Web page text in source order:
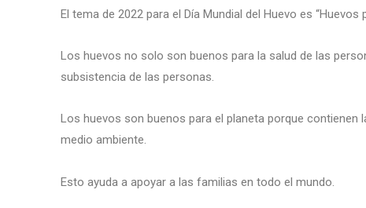
El tema de 2022 para el Día Mundial del Huevo es “Huevos
Los huevos no solo son buenos para la salud de las
subsistencia de las personas.
Los huevos son buenos para el planeta porque contienen
medio ambiente.
Esto ayuda a apoyar a las familias en todo el mundo.